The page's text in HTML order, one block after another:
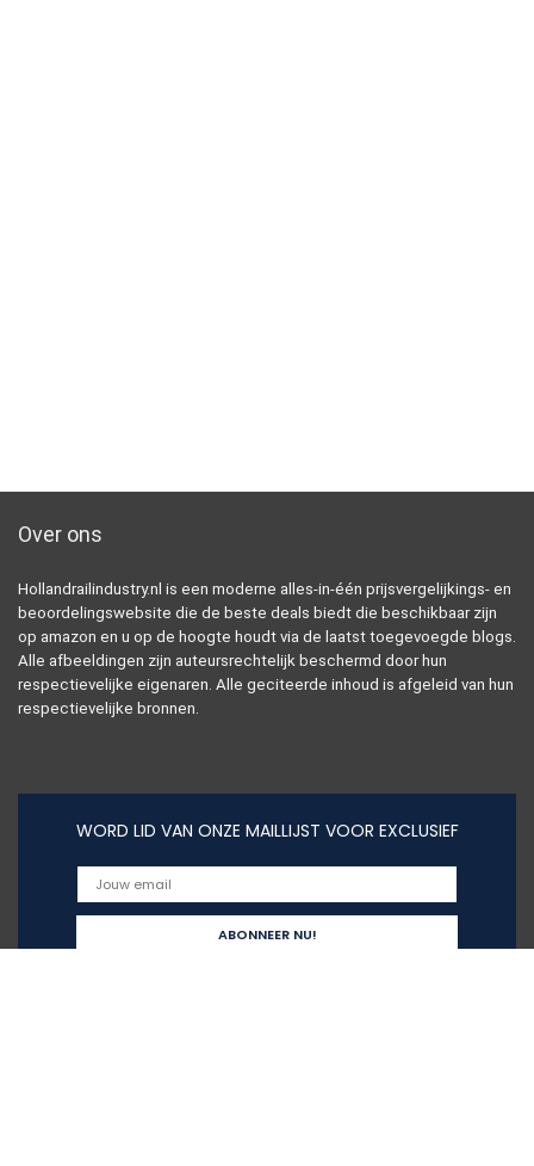
Over ons
Hollandrailindustry.nl is een moderne alles-in-één prijsvergelijkings- en
beoordelingswebsite die de beste deals biedt die beschikbaar zijn
op amazon en u op de hoogte houdt via de laatst toegevoegde blogs.
Alle afbeeldingen zijn auteursrechtelijk beschermd door hun
respectievelijke eigenaren. Alle geciteerde inhoud is afgeleid van hun
respectievelijke bronnen.
WORD LID VAN ONZE MAILLIJST VOOR EXCLUSIEF